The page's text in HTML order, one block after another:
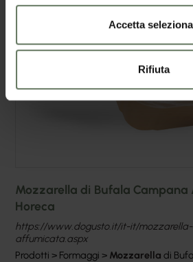
Accetta
Rifiuta
Mozzarella di Bufala
Horeca
https://www.dogusto.it/it-it/
affumicata.aspx
Prodotti > Formaggi > Mozzarella di